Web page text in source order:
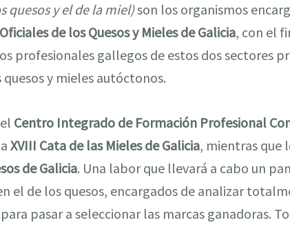
quesos y el de la miel)son los organismos
de los Quesos y Mieles de Galicia, con el
profesionales gallegos de estos dos sectores
quesos y mieles autóctonos.
Centro Integrado de Formación Profesional
XVIII Cata de las Mieles de Galicia, mientras que
de Galicia. Una labor que llevará a cabo un
el de los quesos, encargados de analizar
pasar a seleccionar las marcas ganadoras.